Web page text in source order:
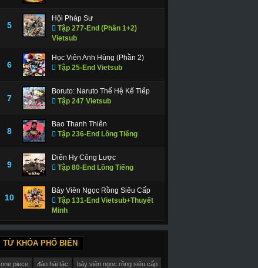
5
Hội Pháp Sư
Tập 277-End (Phần 1+2)
Vietsub
6
Học Viện Anh Hùng (Phần 2)
Tập 25-End Vietsub
7
Boruto: Naruto Thế Hệ Kế Tiếp
Tập 247 Vietsub
8
Bao Thanh Thiên
Tập 236-End Lồng Tiếng
9
Diên Hy Công Lược
Tập 80-End Lồng Tiếng
10
Bảy Viên Ngọc Rồng Siêu Cấp
Tập 131-End Vietsub+Thuyết
Minh
TỪ KHÓA PHỔ BIẾN
one piece đảo hải tặc bảy viên ngọc rồng siêu cấp